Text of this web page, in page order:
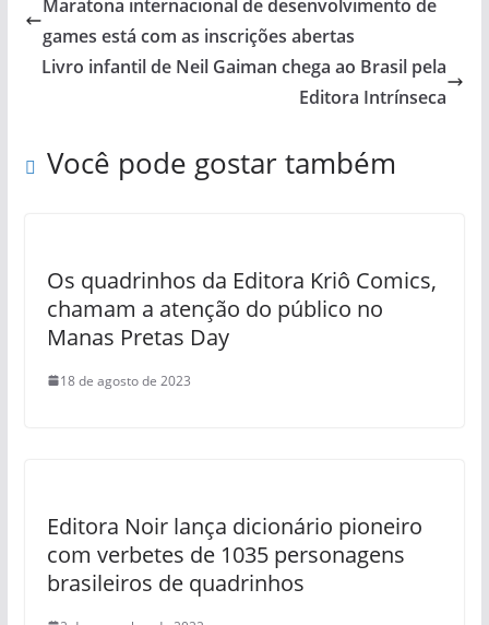
Maratona internacional de desenvolvimento de
games está com as inscrições abertas
Livro infantil de Neil Gaiman chega ao Brasil pela
Editora Intrínseca
Você pode gostar também
Os quadrinhos da Editora Kriô Comics,
chamam a atenção do público no
Manas Pretas Day
18 de agosto de 2023
Editora Noir lança dicionário pioneiro
com verbetes de 1035 personagens
brasileiros de quadrinhos